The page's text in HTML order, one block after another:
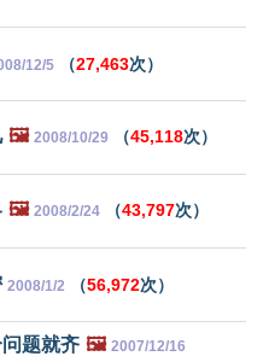
12/5 （27,463次）
🖼️ 2008/10/29 （45,118次）
🖼️ 2008/2/24 （43,797次）
2008/1/2 （56,972次）
题就齐 🖼️ 2007/12/16